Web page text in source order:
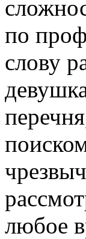
по
слову
любое